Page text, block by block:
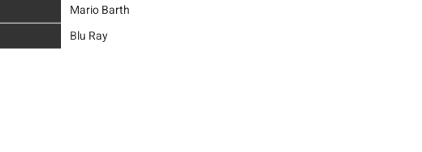
Mario Barth
Blu Ray